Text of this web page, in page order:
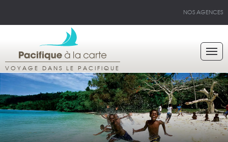
NOS AGENCES
VOYAGE DANS LE PACIFIQUE